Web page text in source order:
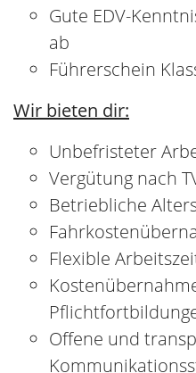
auf Augenhöhe
…….
melde dich bei
Bewerbung
Bei Interesse senden
über unser
oder rufen Sie uns an.
Ihr